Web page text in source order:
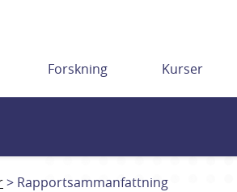
Forskning Kurser
Rapportsammanfattning